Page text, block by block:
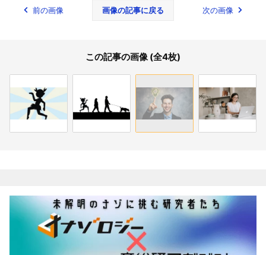
前の画像 画像の記事に戻る 次の画像
この記事の画像 (全4枚)